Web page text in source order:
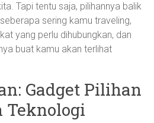
Tapi tentu saja, pilihannya balik
sering kamu traveling,
yang perlu dihubungkan, dan
buat kamu akan terlihat
Gadget Pilihan
Teknologi